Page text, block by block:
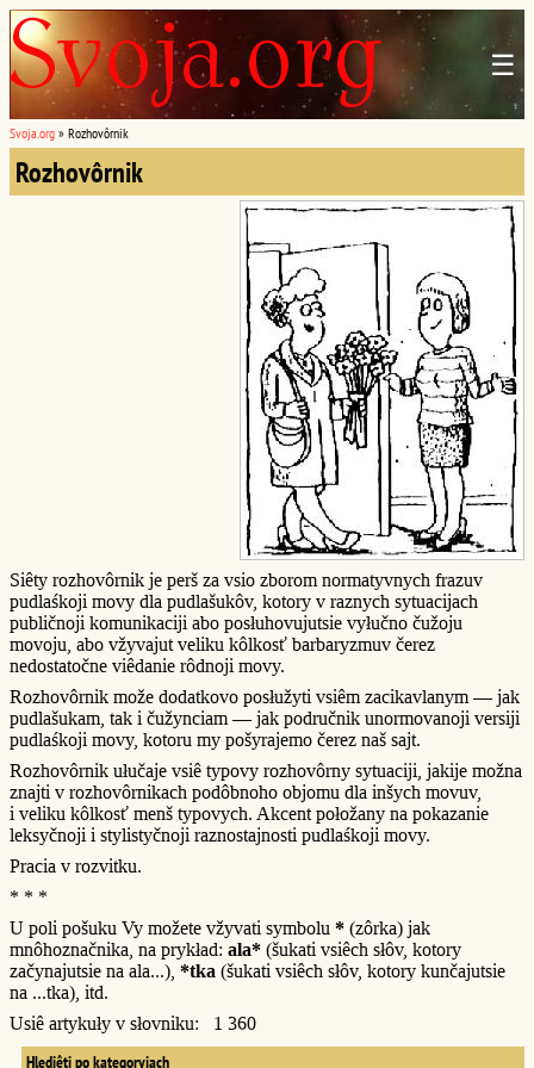
☰
Svoja.org » Rozhovôrnik
Rozhovôrnik
Siêty rozhovôrnik je perš za vsio zborom normatyvnych frazuv
pudlaśkoji movy dla pudlašukôv, kotory v raznych sytuacijach
publičnoji komunikaciji abo posłuhovujutsie vyłučno čužoju
movoju, abo vžyvajut veliku kôlkosť barbaryzmuv čerez
nedostatočne viêdanie rôdnoji movy.
Rozhovôrnik može dodatkovo posłužyti vsiêm zacikavlanym — jak
pudlašukam, tak i čužynciam — jak područnik unormovanoji versiji
pudlaśkoji movy, kotoru my pošyrajemo čerez naš sajt.
Rozhovôrnik ułučaje vsiê typovy rozhovôrny sytuaciji, jakije možna
znajti v rozhovôrnikach podôbnoho objomu dla inšych movuv,
i veliku kôlkosť menš typovych. Akcent połožany na pokazanie
leksyčnoji i stylistyčnoji raznostajnosti pudlaśkoji movy.
Pracia v rozvitku.
* * *
U poli pošuku Vy možete vžyvati symbolu * (zôrka) jak
mnôhoznačnika, na prykład: ala* (šukati vsiêch słôv, kotory
začynajutsie na ala...), *tka (šukati vsiêch słôv, kotory kunčajutsie
na ...tka), itd.
Usiê artykuły v słovniku: 1 360
Hlediêti po kategoryjach